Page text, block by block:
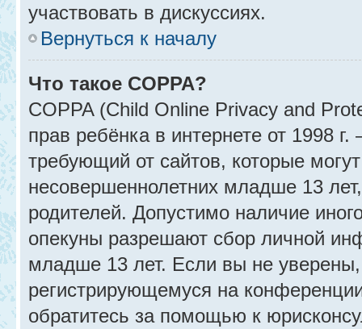
участвовать в дискуссиях.
Вернуться к началу
Что такое COPPA?
COPPA (Child Online Privacy and
прав ребёнка в интернете от 1998
требующий от сайтов, которые
несовершеннолетних младше 13
родителей. Допустимо наличие
опекуны разрешают сбор личной
младше 13 лет. Если вы не
регистрирующемуся на
обратитесь за помощью к